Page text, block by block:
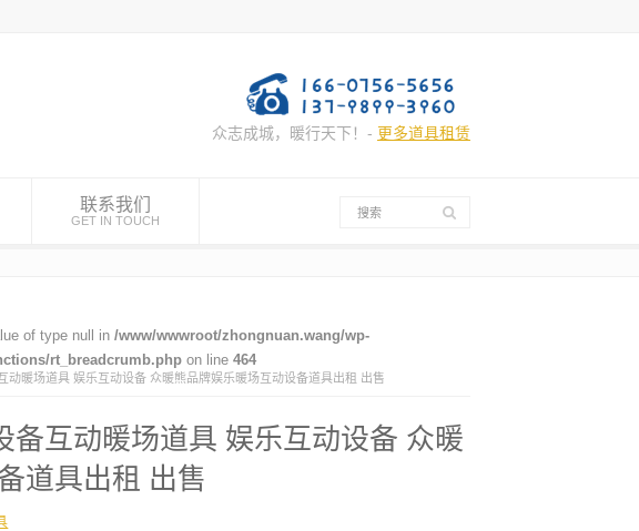
众志成城，暖行天下！- 更多道具租赁
联系我们
GET IN TOUCH
of type null in/www/wwwroot/zhongnuan.wang/wp-
rt_breadcrumb.php on line464
动暖场道具 娱乐互动设备 众暖熊品牌娱乐暖场互动设备道具出租 出售
备互动暖场道具 娱乐互动设备 众暖
道具出租 出售